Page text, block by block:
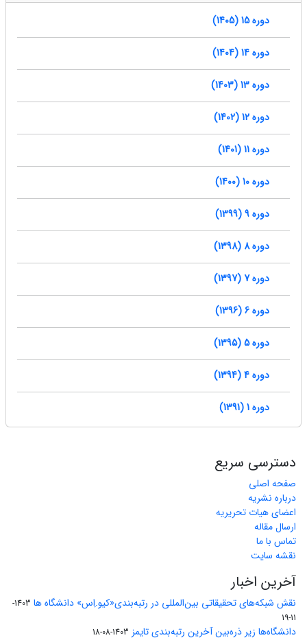
دوره 15 (1405)
دوره 14 (1404)
دوره 13 (1403)
دوره 12 (1402)
دوره 11 (1401)
دوره 10 (1400)
دوره 9 (1399)
دوره 8 (1398)
دوره 7 (1397)
دوره 6 (1396)
دوره 5 (1395)
دوره 4 (1394)
دوره 1 (1391)
دسترسی سریع
صفحه اصلی
درباره نشریه
اعضای هیات تحریریه
ارسال مقاله
تماس با ما
نقشه سایت
آخرین اخبار
نقش شبکه‌های تحقیقاتی بین‌المللی در رتبه‌بندی«کیو.اِس» دانشگاه ها
1403-
11-19
دانشگاه‌ها زیر ذره‌بین آخرین رتبه‌بندی تایمز 1403-08-18